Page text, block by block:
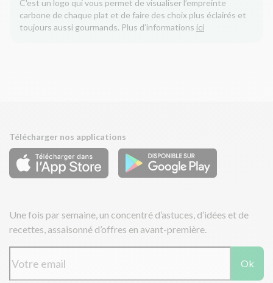
C'est un logo qui vous permet de visualiser l’empreinte
carbone de chaque plat et de faire des choix plus éclairés et
toujours aussi gourmands. Plus d'informations ici
Télécharger nos applications
Une fois par semaine, un concentré d’astuces, d’idées et de
recettes, assaisonné d’offres en avant-première.
Ok